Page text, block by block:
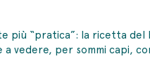
più “pratica”: la ricetta del
a vedere, per sommi capi,